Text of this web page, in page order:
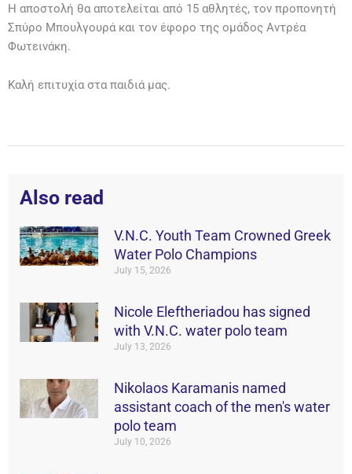
Η αποστολή θα αποτελείται από 15 αθλητές, τον προπονητή
Σπύρο Μπουλγουρά και τον έφορο της ομάδος Αντρέα
Φωτεινάκη.
Καλή επιτυχία στα παιδιά μας.
Also read
V.N.C. Youth Team Crowned Greek
Water Polo Champions
July 15, 2026
Nicole Eleftheriadou has signed
with V.N.C. water polo team
July 13, 2026
Nikolaos Karamanis named
assistant coach of the men's water
polo team
July 10, 2026